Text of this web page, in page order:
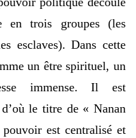
en trois groupes (les
esclaves). Dans cette
un être spirituel, un
immense. Il est
d’où le titre de « Nanan
est centralisé et